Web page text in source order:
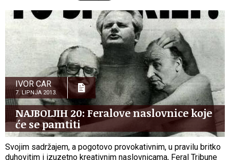
IVOR CAR
7. LIPNJA 2013.
NAJBOLJIH 20: Feralove naslovnice koje
će se pamtiti
Svojim sadržajem, a pogotovo provokativnim, u pravilu britko
duhovitim i izuzetno kreativnim naslovnicama, Feral Tribune